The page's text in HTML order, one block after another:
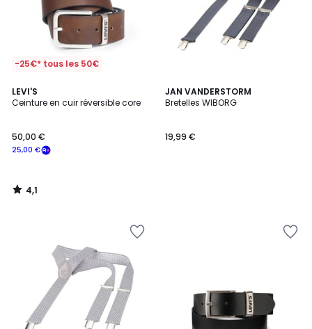
-25€* tous les 50€
LEVI'S
Ceinture en cuir réversible core
25,00 €
50,00 €
4,1
/ 5
4,1
/
JAN VANDERSTORM
Bretelles WIBORG
19,99 €